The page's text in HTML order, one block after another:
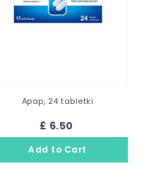
Apap, 24 tabletki
£ 6.50